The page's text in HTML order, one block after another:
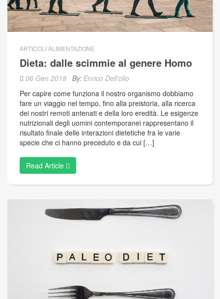
ARTICOLI ALIMENTAZIONE
Dieta: dalle scimmie al genere Homo
06 Gen 2018 By: Enrico Dell'olio
Per capire come funziona il nostro organismo dobbiamo
fare un viaggio nel tempo, fino alla preistoria, alla ricerca
dei nostri remoti antenati e della loro eredità. Le esigenze
nutrizionali degli uomini contemporanei rappresentano il
risultato finale delle interazioni dietetiche fra le varie
specie che ci hanno preceduto e da cui […]
Read Article